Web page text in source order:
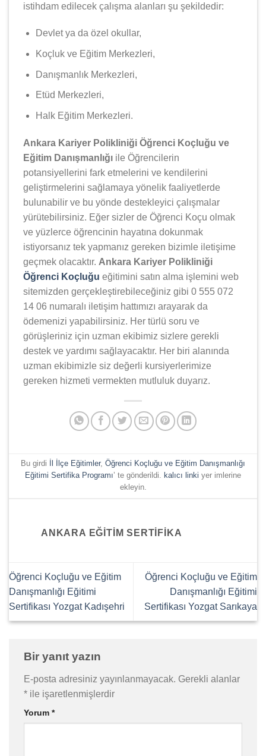
istihdam edilecek çalışma alanları şu şekildedir:
Devlet ya da özel okullar,
Koçluk ve Eğitim Merkezleri,
Danışmanlık Merkezleri,
Etüd Merkezleri,
Halk Eğitim Merkezleri.
Ankara Kariyer Polikliniği Öğrenci Koçluğu ve
Eğitim Danışmanlığı ile Öğrencilerin
potansiyellerini fark etmelerini ve kendilerini
geliştirmelerini sağlamaya yönelik faaliyetlerde
bulunabilir ve bu yönde destekleyici çalışmalar
yürütebilirsiniz. Eğer sizler de Öğrenci Koçu olmak
ve yüzlerce öğrencinin hayatına dokunmak
istiyorsanız tek yapmanız gereken bizimle iletişime
geçmek olacaktır. Ankara Kariyer Polikliniği
Öğrenci Koçluğu eğitimini satın alma işlemini web
sitemizden gerçekleştirebileceğiniz gibi 0 555 072
14 06 numaralı iletişim hattımızı arayarak da
ödemenizi yapabilirsiniz. Her türlü soru ve
görüşleriniz için uzman ekibimiz sizlere gerekli
destek ve yardımı sağlayacaktır. Her biri alanında
uzman ekibimizle siz değerli kursiyerlerimize
gereken hizmeti vermekten mutluluk duyarız.
Bu girdi İl İlçe Eğitimler, Öğrenci Koçluğu ve Eğitim Danışmanlığı
Eğitimi Sertifika Programı’ te gönderildi. kalıcı linki yer imlerine
ekleyin.
ANKARA EĞITIM SERTIFIKA
Öğrenci Koçluğu ve Eğitim
Danışmanlığı Eğitimi
Sertifikası Yozgat Kadışehri
Öğrenci Koçluğu ve Eğitim
Danışmanlığı Eğitimi
Sertifikası Yozgat Sarıkaya
Bir yanıt yazın
E-posta adresiniz yayınlanmayacak. Gerekli alanlar
* ile işaretlenmişlerdir
Yorum *